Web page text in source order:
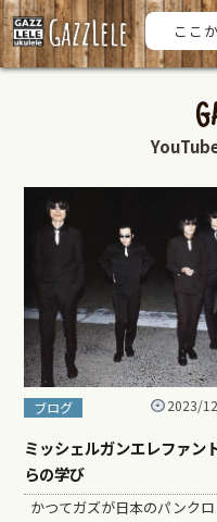
ブログ 2023/
ミッシェルガンエレファン
らの学び
かつてガズが日本のパンクロ